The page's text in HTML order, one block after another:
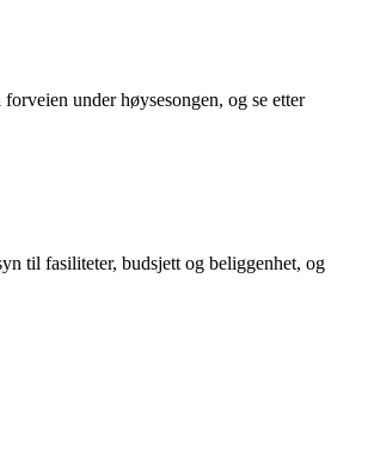
under høysesongen, og se etter
til fasiliteter, budsjett og beliggenhet, og